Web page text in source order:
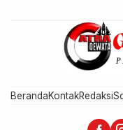
BerandaKontakRedaksi